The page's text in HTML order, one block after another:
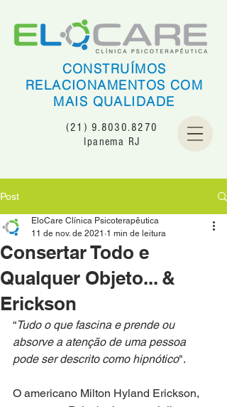
(21) 9.8030.8270
Ipanema RJ
CONSTRUÍMOS
RELACIONAMENTOS COM
MAIS QUALIDADE
Post
Consertar Todo e
Qualquer Objeto... &
Erickson
EloCare Clínica Psicoterapêutica
11 de nov. de 2021 1 min de leitura
“Tudo o que fascina e prende ou
absorve a atenção de uma pessoa
pode ser descrito como hipnótico".
O americano Milton Hyland Erickson,